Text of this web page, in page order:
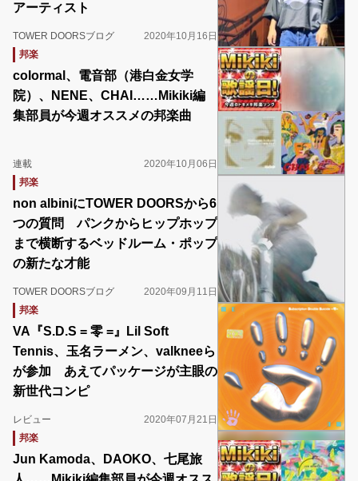
アーティスト
TOWER DOORSブログ
2020年10月16日
邦楽
colormal、電音部（港白金女学
院）、NENE、CHAI……Mikiki編
集部員が今週オススメの邦楽曲
連載
2020年10月06日
邦楽
non albiniにTOWER DOORSから6
つの質問 パンクからヒップホップ
まで横断するベッドルーム・ポップ
の新たな才能
TOWER DOORSブログ
2020年09月11日
邦楽
VA『S.D.S = 零 =』Lil Soft
Tennis、玉名ラーメン、valkneeら
が参加 あえてパッケージが主眼の
新世代コンピ
レビュー
2020年07月21日
邦楽
Jun Kamoda、DAOKO、七尾旅